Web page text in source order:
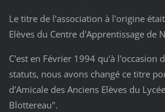
Le titre de l'association à l'origine
Elèves du Centre d'Apprentissage de
C'est en Février 1994 qu'à l'occasion
statuts, nous avons changé ce titre
d'Amicale des Anciens Elèves du
Blottereau".